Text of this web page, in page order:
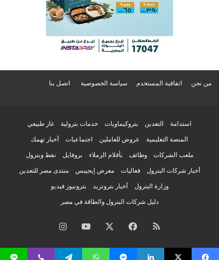
من نحن اتفاقية المستخدم سياسة الخصوصية اتصل بنا
استدامة التعدين بتروكيماويات خدمات بترولية غاز طبيعي
المنصة التعليمية عروض للعاملين اجتماعيات أخبار تهمك
ملعب الشركات وظائف بأقلام الزملاء بروفايل نفط وبترول
أخبار شركات البترول فعاليات معرض إيجيبس منتدى مصر للتعدين
وزارة البترول أخبار بتروتريد بترونيوز فيديو
دليل شركات البترول والطاقة في مصر
ملخص
الموقع
فيسبوك ‫YouTubeانستقرام